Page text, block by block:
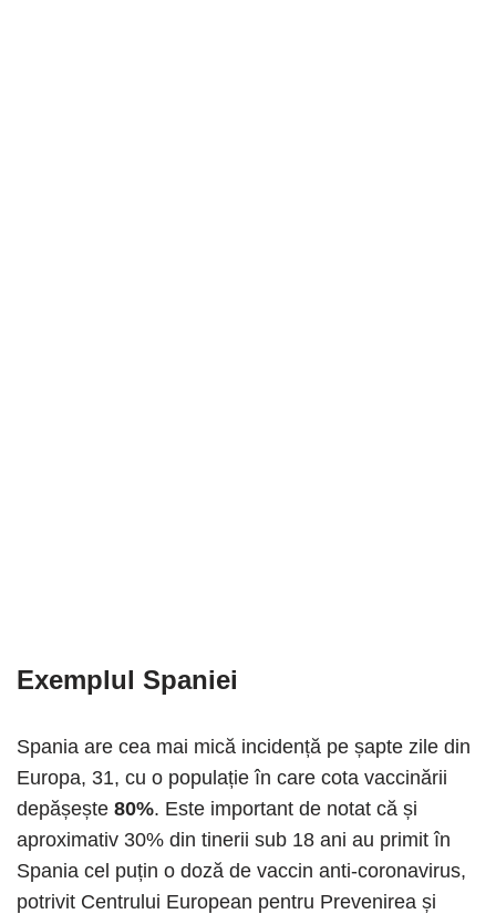
Exemplul Spaniei
Spania are cea mai mică incidență pe șapte zile din
Europa, 31, cu o populație în care cota vaccinării
depășește 80%. Este important de notat că și
aproximativ 30% din tinerii sub 18 ani au primit în
Spania cel puțin o doză de vaccin anti-coronavirus,
potrivit Centrului European pentru Prevenirea și